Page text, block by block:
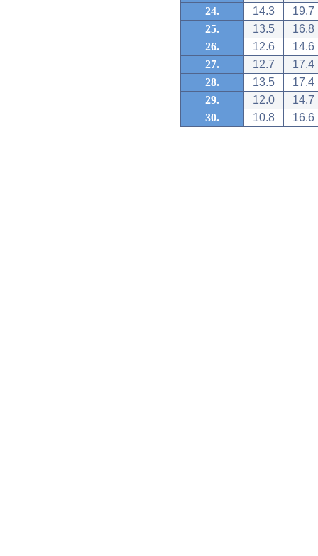
24.
14.3
19.7
25.
13.5
16.8
26.
12.6
14.6
27.
12.7
17.4
28.
13.5
17.4
29.
12.0
14.7
30.
10.8 16.6